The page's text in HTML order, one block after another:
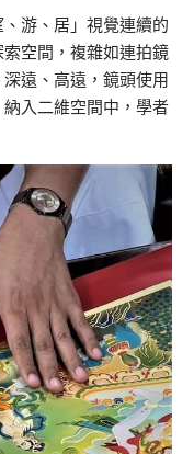
游、居」視覺連續的
空間，複雜如連拍鏡
遠、高遠，鏡頭使用
入二維空間中，學者